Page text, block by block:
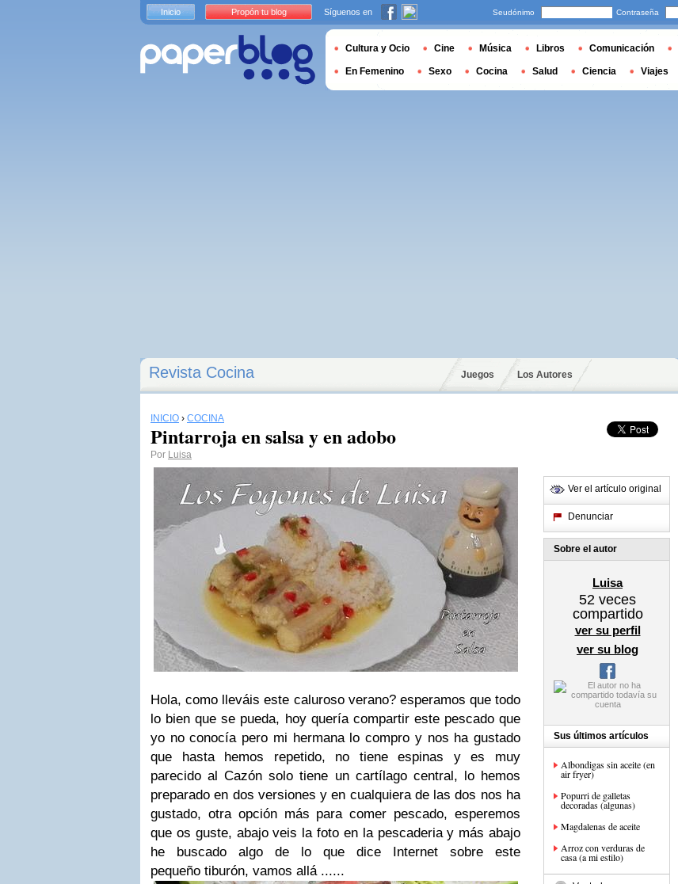
Revista Cocina Juegos Los Autores
INICIO › COCINA
Pintarroja en salsa y en adobo
Por Luisa
Hola, como lleváis este caluroso verano? esperamos que todo
lo bien que se pueda, hoy quería compartir este pescado que
yo no conocía pero mi hermana lo compro y nos ha gustado
que hasta hemos repetido, no tiene espinas y es muy
parecido al Cazón solo tiene un cartílago central, lo hemos
preparado en dos versiones y en cualquiera de las dos nos ha
gustado, otra opción más para comer pescado, esperemos
que os guste, abajo veis la foto en la pescaderia y más abajo
he buscado algo de lo que dice Internet sobre este
pequeño tiburón, vamos allá ......
Ver el artículo original
Denunciar
Sobre el autor
Luisa
52 veces
compartido
ver su perfil
ver su blog
Sus últimos artículos
Albondigas sin aceite (en
air fryer)
Popurri de galletas
decoradas (algunas)
Magdalenas de aceite
Arroz con verduras de
casa (a mi estilo)
Inicio Propón tu blog Síguenos en Seudónimo Contraseña
Cultura y Ocio Cine Música Libros Comunicación
En Femenino Sexo Cocina Salud Ciencia Viajes